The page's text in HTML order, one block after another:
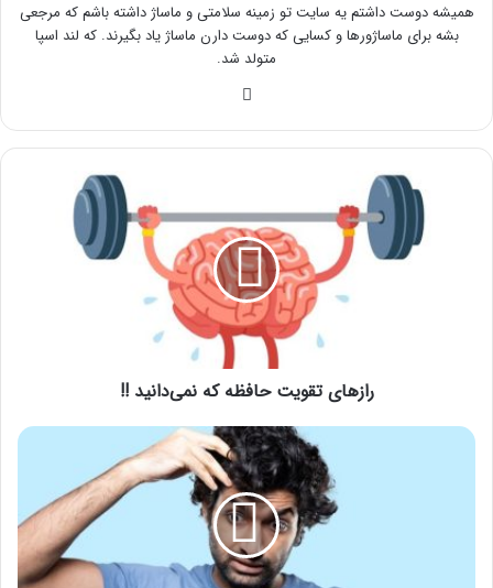
همیشه دوست داشتم یه سایت تو زمینه سلامتی و ماساژ داشته باشم که مرجعی
بشه برای ماساژورها و کسایی که دوست دارن ماساژ یاد بگیرند. که لند اسپا
متولد شد.
رازهای تقویت حافظه که نمی‌دانید !!
مهم‌ترین